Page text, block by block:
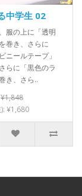
中学生 02
服の上に「透明
巻き、さらに
ニールテープ」
らに「黒色のラ
き、さら..
¥1,848
¥1,680